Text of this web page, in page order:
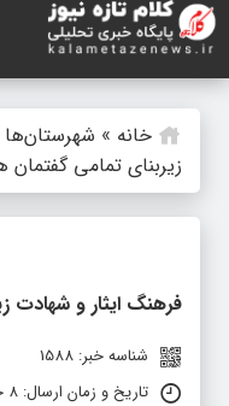
خانه » شهرستان‌ها
زیربنای تمامی
فرهنگ ایثار و شهادت
شناسه خبر: 1588
تاریخ و زمان ارسال: 8 خرداد 1398 ساعت 14:55